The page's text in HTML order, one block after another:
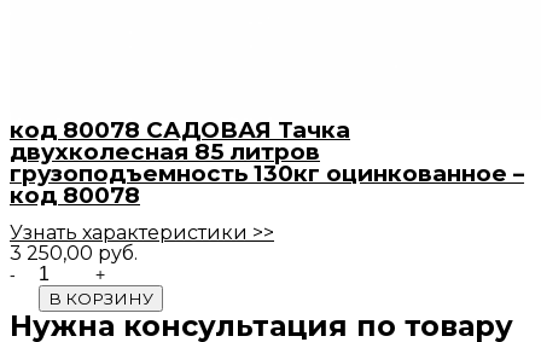
код 80078 САДОВАЯ Тачка
двухколесная 85 литров
грузоподъемность 130кг оцинкованное –
код 80078
Узнать характеристики >>
3 250,00 руб.
Quantity
В КОРЗИНУ
Нужна консультация по товару